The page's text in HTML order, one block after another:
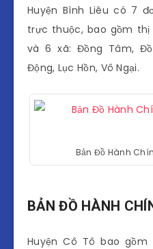
Huyện Bình Liêu có 7
trực thuộc, bao gồm thị
và 6 xã: Đồng Tâm,
Động, Lục Hồn, Vô Ngại.
Bản Đồ Hành
BẢN ĐỒ HÀNH
Huyện Cô Tô bao